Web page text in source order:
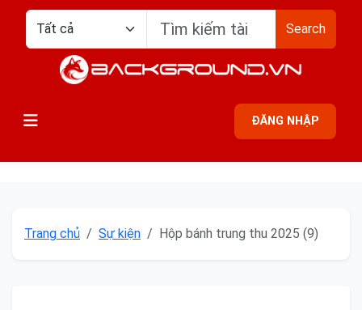
Search
ĐĂNG NHẬP
Trang chủ Sự kiện Hộp bánh trung thu 2025 (9)